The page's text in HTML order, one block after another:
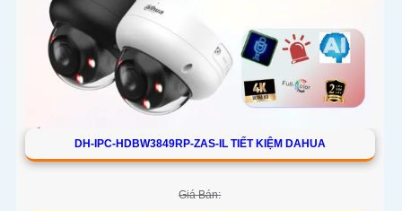
DH-IPC-HDBW3849RP-ZAS-IL TIẾT KIỆM DAHUA
Giá Bán: